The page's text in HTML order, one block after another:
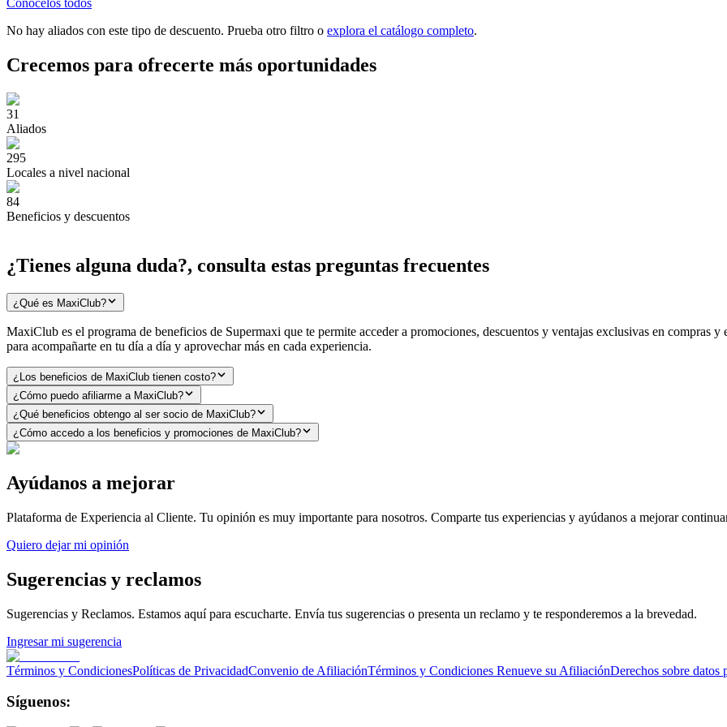
Conócelos todos
No hay aliados con este tipo de descuento. Prueba otro filtro o explora el catálogo completo.
Crecemos para ofrecerte más oportunidades
31
Aliados
295
Locales a nivel nacional
84
Beneficios y descuentos
¿Tienes alguna duda?, consulta estas preguntas frecuentes
¿Qué es MaxiClub?
MaxiClub es el programa de beneficios de Supermaxi que te permite acceder a promociones, descuentos y ventajas exclusivas en compras
para acompañarte en tu día a día y aprovechar más en cada experiencia.
¿Los beneficios de MaxiClub tienen costo?
¿Cómo puedo afiliarme a MaxiClub?
¿Qué beneficios obtengo al ser socio de MaxiClub?
¿Cómo accedo a los beneficios y promociones de MaxiClub?
Ayúdanos a mejorar
Plataforma de Experiencia al Cliente. Tu opinión es muy importante para nosotros. Comparte tus experiencias y ayúdanos a mejorar
Quiero dejar mi opinión
Sugerencias y reclamos
Sugerencias y Reclamos. Estamos aquí para escucharte. Envía tus sugerencias o presenta un reclamo y te responderemos a la brevedad.
Ingresar mi sugerencia
Términos y CondicionesPolíticas de PrivacidadConvenio de AfiliaciónTérminos y Condiciones Renueve su AfiliaciónDerechos sobre datos
Síguenos: